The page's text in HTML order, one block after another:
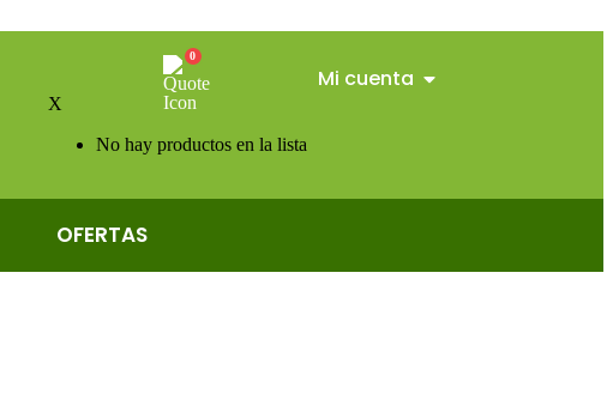
Mi cuenta
0
X
No hay productos en la lista
OFERTAS